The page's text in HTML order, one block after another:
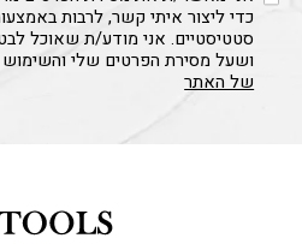
כדי ליצור איתי קשר, לרבות
סטטיסטיים. אני מודע/ת שאוכל
ושעל מסירת הפרטים שלי
של האתר